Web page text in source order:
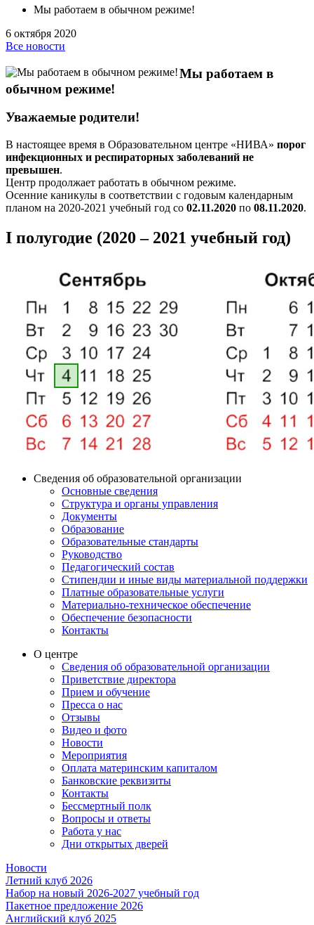
Мы работаем в обычном режиме!
6 октября 2020
Все новости
Мы работаем в
обычном режиме!
Уважаемые родители!
В настоящее время в Образовательном центре «НИВА» порог
инфекционных и респираторных заболеваний не
превышен.
Центр продолжает работать в обычном режиме.
Осенние каникулы в соответствии с годовым календарным
планом на 2020-2021 учебный год со 02.11.2020 по 08.11.2020.
I полугодие (2020 – 2021 учебный год)
Сведения об образовательной организации
Основные сведения
Структура и органы управления
Документы
Образование
Образовательные стандарты
Руководство
Педагогический состав
Стипендии и иные виды материальной поддержки
Платные образовательные услуги
Материально-техническое обеспечение
Обеспечение безопасности
Контакты
О центре
Сведения об образовательной организации
Приветствие директора
Прием и обучение
Пресса о нас
Отзывы
Видео и фото
Новости
Мероприятия
Оплата материнским капиталом
Банковские реквизиты
Контакты
Бессмертный полк
Вопросы и ответы
Работа у нас
Дни открытых дверей
Новости
Летний клуб 2026
Набор на новый 2026-2027 учебный год
Пакетное предложение 2026
Английский клуб 2025